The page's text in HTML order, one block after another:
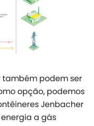
também podem ser
opção, podemos
Jenbacher
a gás